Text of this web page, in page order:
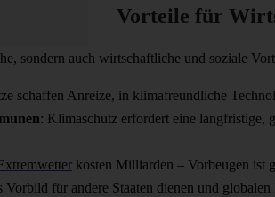
Vorteile für
sondern auch wirtschaftliche und soziale
schaffen Anreize, in klimafreundliche
: Klimaschutz erfordert eine langfristige,
kosten Milliarden – Vorbeugen ist
Vorbild für andere Staaten dienen und